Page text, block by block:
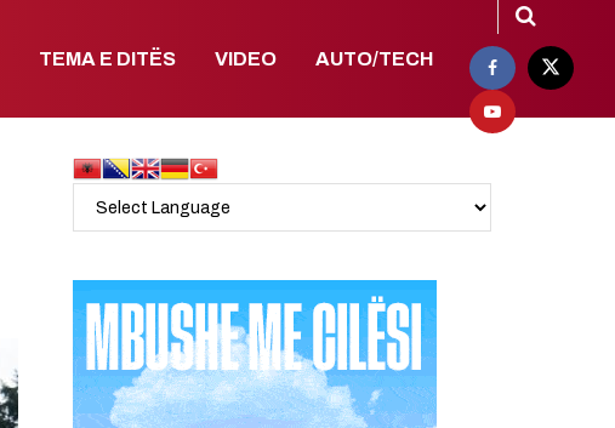
TEMA E DITËS VIDEO AUTO/TECH